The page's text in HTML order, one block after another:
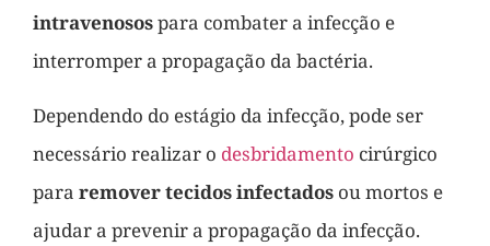
intravenosospara combater a infecção e
interromper a propagação da bactéria.
Dependendo do estágio da infecção, pode ser
necessário realizar o desbridamento cirúrgico
para remover tecidos infectados ou mortos e
ajudar a prevenir a propagação da infecção.